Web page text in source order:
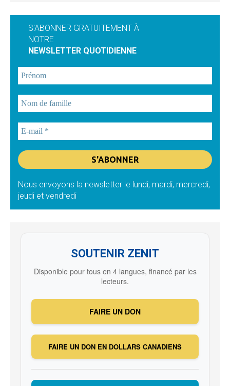
S'ABONNER GRATUITEMENT À
NOTRE
NEWSLETTER QUOTIDIENNE
Nous envoyons la newsletter le lundi, mardi, mercredi,
jeudi et vendredi
SOUTENIR ZENIT
Disponible pour tous en 4 langues, financé par les
lecteurs.
FAIRE UN DON
FAIRE UN DON EN DOLLARS CANADIENS